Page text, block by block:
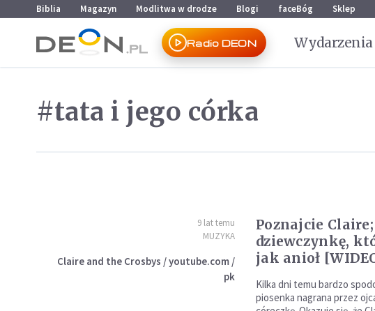
Przejdź do menu głównego
Przejdź do treści
Biblia Magazyn Modlitwa w drodze Blogi faceBóg Sklep
Radio DEON Wydarzenia
#tata i jego córka
9 lat temu
MUZYKA
Claire and the Crosbys / youtube.com /
pk
Poznajcie Claire;
dziewczynkę,
jak anioł
Kilka dni temu bardzo
piosenka nagrana przez